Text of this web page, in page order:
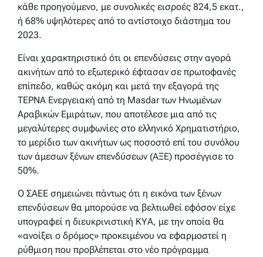
κάθε προηγούμενο, με συνολικές εισροές 824,5 εκατ.,
ή 68% υψηλότερες από το αντίστοιχο διάστημα του
2023.
Είναι χαρακτηριστικό ότι οι επενδύσεις στην αγορά
ακινήτων από το εξωτερικό έφτασαν σε πρωτοφανές
επίπεδο, καθώς ακόμη και μετά την εξαγορά της
ΤΕΡΝΑ Ενεργειακή από τη Masdar των Ηνωμένων
Αραβικών Εμιράτων, που αποτέλεσε μια από τις
μεγαλύτερες συμφωνίες στο ελληνικό Χρηματιστήριο,
το μερίδιο των ακινήτων ως ποσοστό επί του συνόλου
των άμεσων ξένων επενδύσεων (ΑΞΕ) προσέγγισε το
50%.
Ο ΣΑΕΕ σημειώνει πάντως ότι η εικόνα των ξένων
επενδύσεων θα μπορούσε να βελτιωθεί εφόσον είχε
υπογραφεί η διευκρινιστική ΚΥΑ, με την οποία θα
«ανοίξει ο δρόμος» προκειμένου να εφαρμοστεί η
ρύθμιση που προβλέπεται στο νέο πρόγραμμα